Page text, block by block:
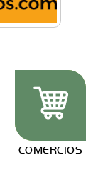
COMERCIOS